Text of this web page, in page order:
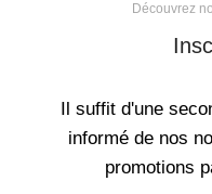
Découvrez
Il suffit d'une
informé de nos
promotions